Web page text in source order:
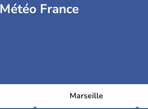
Météo France
Marseille